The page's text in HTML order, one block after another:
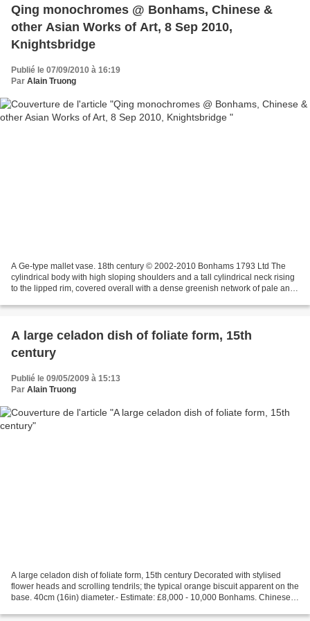
Qing monochromes @ Bonhams, Chinese &
other Asian Works of Art, 8 Sep 2010,
Knightsbridge
Publié le 07/09/2010 à 16:19
Par Alain Truong
A Ge-type mallet vase. 18th century © 2002-2010 Bonhams 1793 Ltd The
cylindrical body with high sloping shoulders and a tall cylindrical neck rising
to the lipped rim, covered overall with a dense greenish network of pale and
A large celadon dish of foliate form, 15th
century
Publié le 09/05/2009 à 15:13
Par Alain Truong
A large celadon dish of foliate form, 15th century Decorated with stylised
flower heads and scrolling tendrils; the typical orange biscuit apparent on the
base. 40cm (16in) diameter.- Estimate: £8,000 - 10,000 Bonhams. Chinese &